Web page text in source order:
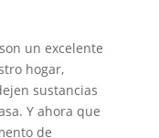
un excelente
hogar,
sustancias
Y ahora que
de